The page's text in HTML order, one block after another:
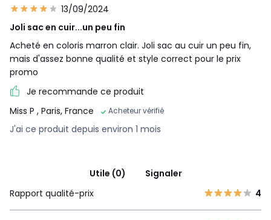
13/09/2024
Joli sac en cuir...un peu fin
Acheté en coloris marron clair. Joli sac au cuir un peu fin,
mais d'assez bonne qualité et style correct pour le prix
promo
Je recommande ce produit
Miss P , Paris, France Acheteur vérifié
J'ai ce produit depuis environ 1 mois
Utile (0)
Signaler
Rapport qualité-prix
4